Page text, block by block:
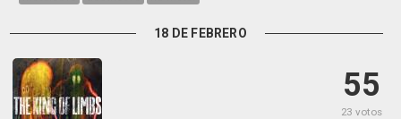
18 DE FEBRERO
55
23 votos